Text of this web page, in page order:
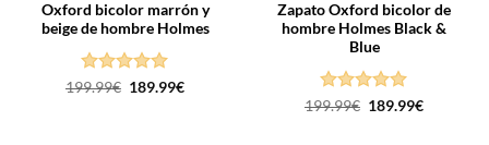
Oxford bicolor marrón y
beige de hombre Holmes
Puntuado
199.99€ El
189.99€El
Zapato Oxford bicolor de
hombre Holmes Black &
Blue
Puntuado
199.99€ El
189.99€El